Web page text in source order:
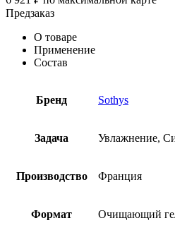
Предзаказ
О товаре
Применение
Состав
Бренд Sothys
Задача Увлажнение,
Производство Франция
Формат Очищающий